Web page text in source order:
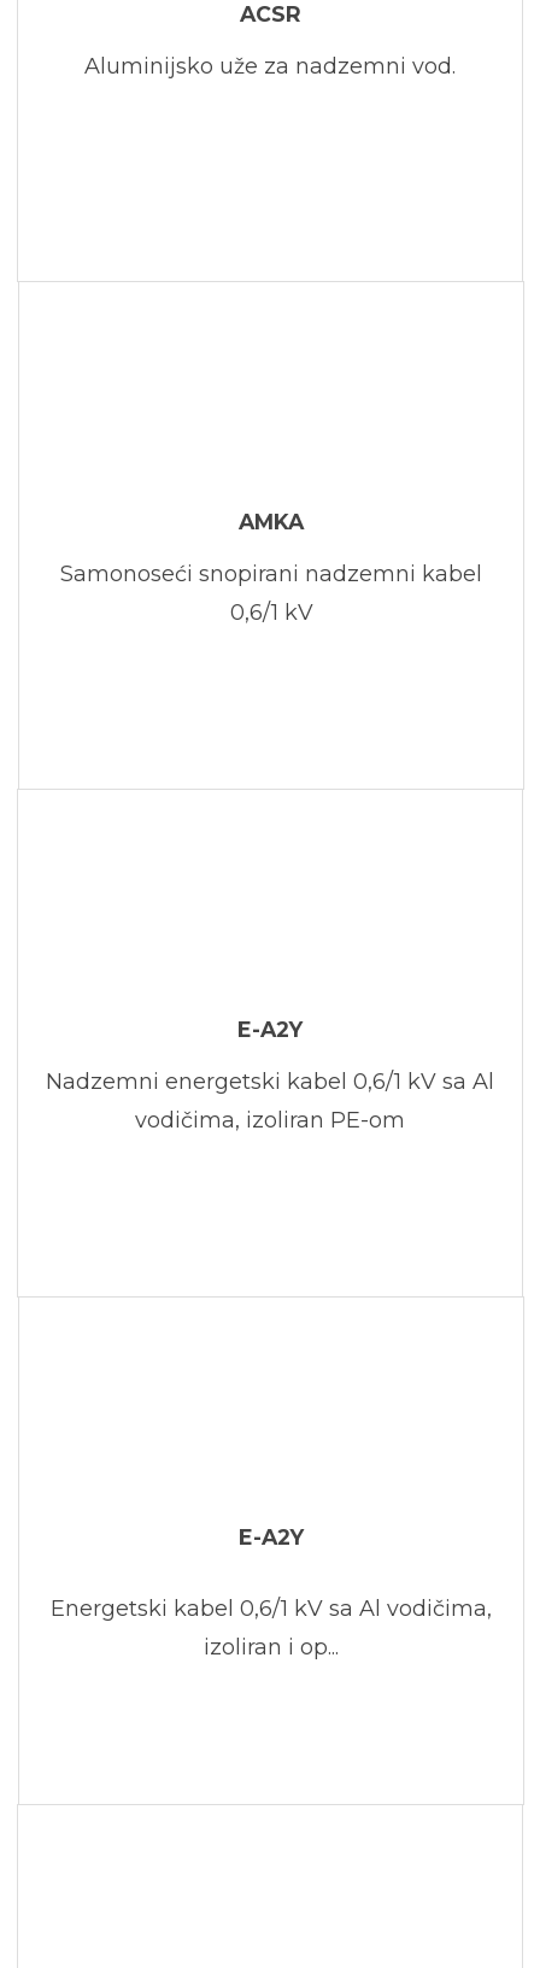
ACSR
Aluminijsko uže za nadzemni vod.
AMKA
Samonoseći snopirani nadzemni kabel
0,6/1 kV
E-A2Y
Nadzemni energetski kabel 0,6/1 kV sa Al
vodičima, izoliran PE-om
E-A2Y
Energetski kabel 0,6/1 kV sa Al vodičima,
izoliran i op...